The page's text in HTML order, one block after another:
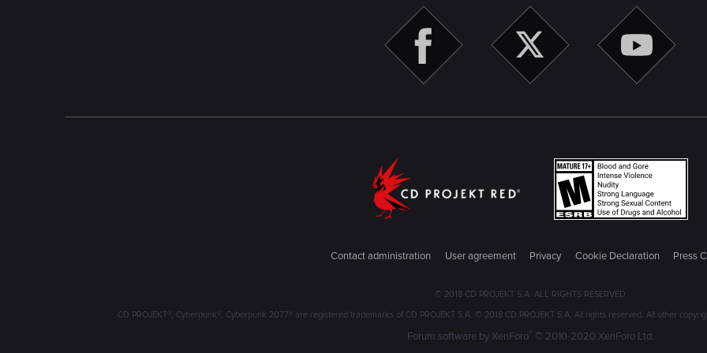
Contact administration User agreement Privacy Cookie Declaration Press
© 2018 CD PROJEKT S.A. ALL RIGHTS RESERVED
CD PROJEKT®, Cyberpunk®, Cyberpunk 2077® are registered trademarks of CD PROJEKT S.A. © 2018 CD PROJEKT S.A. All rights reserved. All other
Forum software by XenForo ® © 2010-2020 XenForo Ltd.